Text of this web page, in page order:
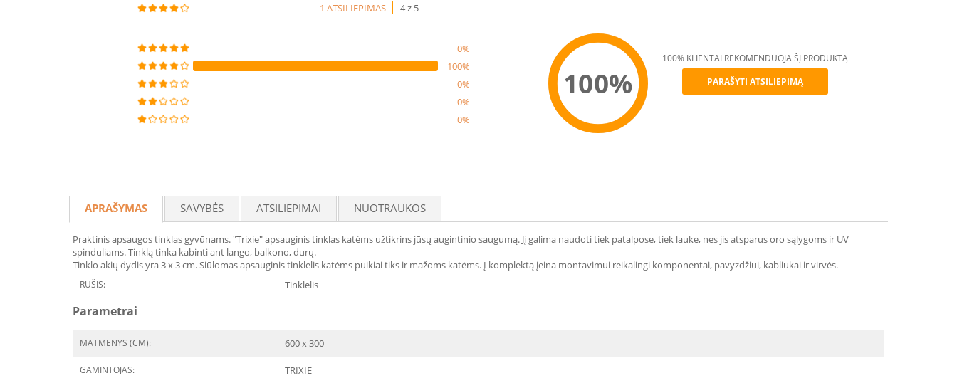
1 ATSILIEPIMAS 4 z 5
0%
100%
0%
0%
0%
100%
100% KLIENTAI REKOMENDUOJA ŠĮ PRODUKTĄ
PARAŠYTI ATSILIEPIMĄ
APRAŠYMAS SAVYBĖS ATSILIEPIMAI NUOTRAUKOS
Praktinis apsaugos tinklas gyvūnams. "Trixie" apsauginis tinklas katėms užtikrins jūsų augintinio saugumą. Jį galima naudoti tiek patalpose, tiek lauke, nes jis atsparus oro sąlygoms ir UV
spinduliams. Tinklą tinka kabinti ant lango, balkono, durų.
Tinklo akių dydis yra 3 x 3 cm. Siūlomas apsauginis tinklelis katėms puikiai tiks ir mažoms katėms. Į komplektą įeina montavimui reikalingi komponentai, pavyzdžiui, kabliukai ir virvės.
RŪŠIS: Tinklelis
Parametrai
MATMENYS (CM): 600 x 300
GAMINTOJAS: TRIXIE